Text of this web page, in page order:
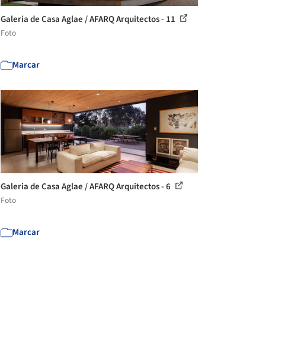
Galeria de Casa Aglae / AFARQ Arquitectos - 11
Foto
Marcar
Galeria de Casa Aglae / AFARQ Arquitectos - 6
Foto
Marcar